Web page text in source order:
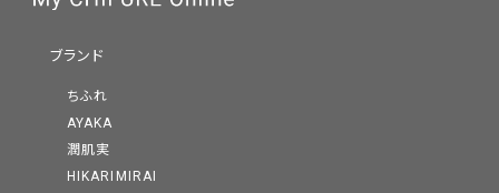
ブランド
ちふれ
AYAKA
潤肌実
HIKARIMIRAI